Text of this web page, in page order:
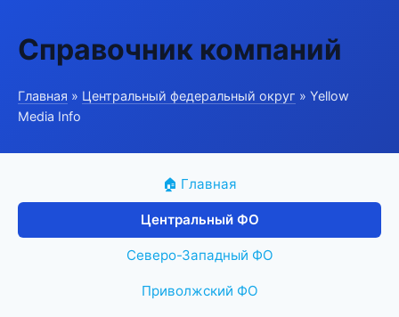
Справочник компаний
Главная » Центральный федеральный округ » Yellow
Media Info
🏠 Главная
Центральный ФО
Северо-Западный ФО
Приволжский ФО